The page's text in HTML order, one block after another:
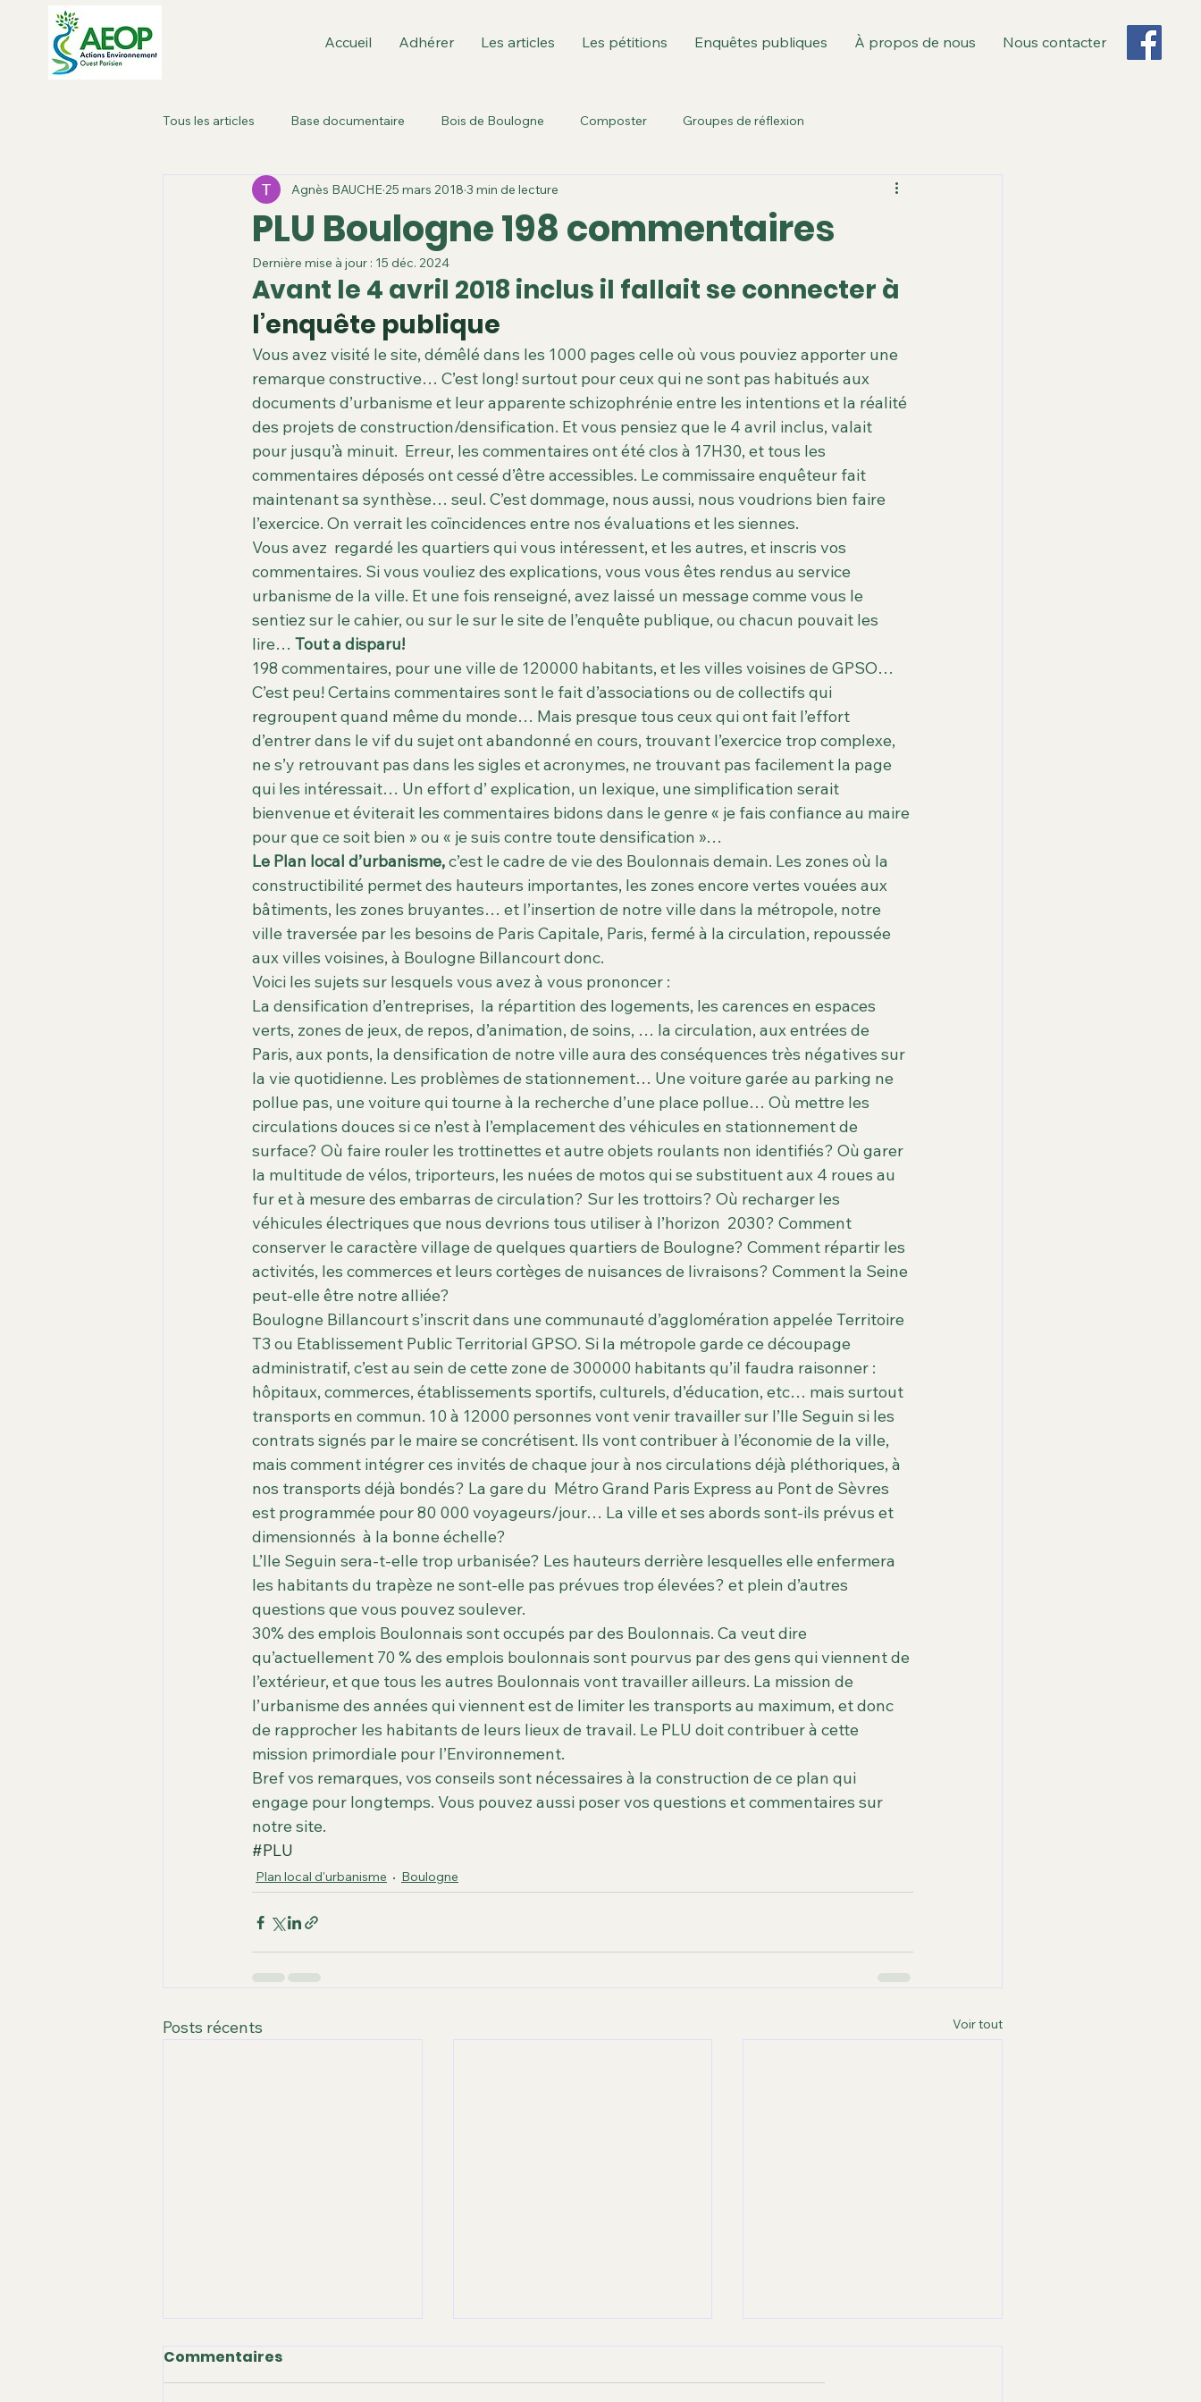
Accueil Adhérer Les articles Les pétitions Enquêtes publiques À propos de nous Nous contacter
Tous les articles Base documentaire Bois de Boulogne Composter Groupes de réflexion
Boulogne-Billancourt : dans la vill Environnement culturel
Métropole de Paris Paris Ouest: GPSO/T3
Roland Garros Plan local d'urbanisme Sport dans la ville
Carence d'espaces verts dates des matchs & évènements Archives Cimetière Pierre Grenier à la une
les arbres La Seine Ile Seguin Espaces verts Biodiversité Nature et Biodiversité
PLU Boulogne 198 commentaires
Agnès BAUCHE 25 mars 2018 3 min de lecture
Dernière mise à jour : 15 déc. 2024
Avant le 4 avril 2018 inclus il fallait se connecter à
l’enquête publique
Vous avez visité le site, démêlé dans les 1000 pages celle où vous pouviez apporter une
remarque constructive… C’est long! surtout pour ceux qui ne sont pas habitués aux
documents d’urbanisme et leur apparente schizophrénie entre les intentions et la réalité
des projets de construction/densification. Et vous pensiez que le 4 avril inclus, valait
pour jusqu’à minuit.  Erreur, les commentaires ont été clos à 17H30, et tous les
commentaires déposés ont cessé d’être accessibles. Le commissaire enquêteur fait
maintenant sa synthèse… seul. C’est dommage, nous aussi, nous voudrions bien faire
l’exercice. On verrait les coïncidences entre nos évaluations et les siennes.
Vous avez  regardé les quartiers qui vous intéressent, et les autres, et inscris vos
commentaires. Si vous vouliez des explications, vous vous êtes rendus au service
urbanisme de la ville. Et une fois renseigné, avez laissé un message comme vous le
sentiez sur le cahier, ou sur le sur le site de l’enquête publique, ou chacun pouvait les
lire… Tout a disparu!
198 commentaires, pour une ville de 120000 habitants, et les villes voisines de GPSO…
C’est peu! Certains commentaires sont le fait d’associations ou de collectifs qui
regroupent quand même du monde… Mais presque tous ceux qui ont fait l’effort
d’entrer dans le vif du sujet ont abandonné en cours, trouvant l’exercice trop complexe,
ne s’y retrouvant pas dans les sigles et acronymes, ne trouvant pas facilement la page
qui les intéressait… Un effort d’ explication, un lexique, une simplification serait
bienvenue et éviterait les commentaires bidons dans le genre « je fais confiance au maire
pour que ce soit bien » ou « je suis contre toute densification »…
Le Plan local d’urbanisme, c’est le cadre de vie des Boulonnais demain. Les zones où la
constructibilité permet des hauteurs importantes, les zones encore vertes vouées aux
bâtiments, les zones bruyantes… et l’insertion de notre ville dans la métropole, notre
ville traversée par les besoins de Paris Capitale, Paris, fermé à la circulation, repoussée
aux villes voisines, à Boulogne Billancourt donc.
Voici les sujets sur lesquels vous avez à vous prononcer :
La densification d’entreprises,  la répartition des logements, les carences en espaces
verts, zones de jeux, de repos, d’animation, de soins, … la circulation, aux entrées de
Paris, aux ponts, la densification de notre ville aura des conséquences très négatives sur
la vie quotidienne. Les problèmes de stationnement… Une voiture garée au parking ne
pollue pas, une voiture qui tourne à la recherche d’une place pollue… Où mettre les
circulations douces si ce n’est à l’emplacement des véhicules en stationnement de
surface? Où faire rouler les trottinettes et autre objets roulants non identifiés? Où garer
la multitude de vélos, triporteurs, les nuées de motos qui se substituent aux 4 roues au
fur et à mesure des embarras de circulation? Sur les trottoirs? Où recharger les
véhicules électriques que nous devrions tous utiliser à l’horizon  2030? Comment
conserver le caractère village de quelques quartiers de Boulogne? Comment répartir les
activités, les commerces et leurs cortèges de nuisances de livraisons? Comment la Seine
peut-elle être notre alliée?
Boulogne Billancourt s’inscrit dans une communauté d’agglomération appelée Territoire
T3 ou Etablissement Public Territorial GPSO. Si la métropole garde ce découpage
administratif, c’est au sein de cette zone de 300000 habitants qu’il faudra raisonner :
hôpitaux, commerces, établissements sportifs, culturels, d’éducation, etc… mais surtout
transports en commun. 10 à 12000 personnes vont venir travailler sur l’Ile Seguin si les
contrats signés par le maire se concrétisent. Ils vont contribuer à l’économie de la ville,
mais comment intégrer ces invités de chaque jour à nos circulations déjà pléthoriques, à
nos transports déjà bondés? La gare du  Métro Grand Paris Express au Pont de Sèvres
est programmée pour 80 000 voyageurs/jour… La ville et ses abords sont-ils prévus et
dimensionnés  à la bonne échelle?
L’Ile Seguin sera-t-elle trop urbanisée? Les hauteurs derrière lesquelles elle enfermera
les habitants du trapèze ne sont-elle pas prévues trop élevées? et plein d’autres
questions que vous pouvez soulever.
30% des emplois Boulonnais sont occupés par des Boulonnais. Ca veut dire
qu’actuellement 70 % des emplois boulonnais sont pourvus par des gens qui viennent de
l’extérieur, et que tous les autres Boulonnais vont travailler ailleurs. La mission de
l’urbanisme des années qui viennent est de limiter les transports au maximum, et donc
de rapprocher les habitants de leurs lieux de travail. Le PLU doit contribuer à cette
mission primordiale pour l’Environnement.
Bref vos remarques, vos conseils sont nécessaires à la construction de ce plan qui
engage pour longtemps. Vous pouvez aussi poser vos questions et commentaires sur
notre site.
#PLU
Plan local d'urbanisme Boulogne
Posts récents Voir tout
Commentaires